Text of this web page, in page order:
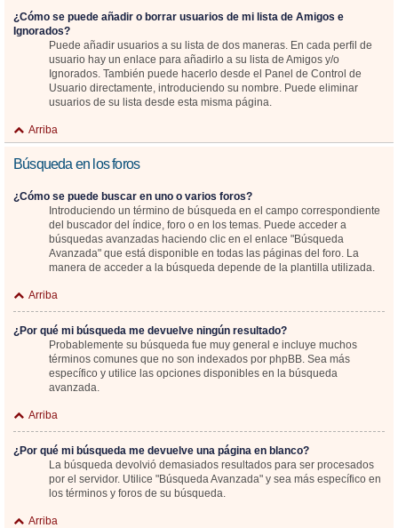
¿Cómo se puede añadir o borrar usuarios de mi lista de Amigos e
Ignorados?
Puede añadir usuarios a su lista de dos maneras. En cada perfil de
usuario hay un enlace para añadirlo a su lista de Amigos y/o
Ignorados. También puede hacerlo desde el Panel de Control de
Usuario directamente, introduciendo su nombre. Puede eliminar
usuarios de su lista desde esta misma página.
Arriba
Búsqueda en los foros
¿Cómo se puede buscar en uno o varios foros?
Introduciendo un término de búsqueda en el campo correspondiente
del buscador del índice, foro o en los temas. Puede acceder a
búsquedas avanzadas haciendo clic en el enlace "Búsqueda
Avanzada" que está disponible en todas las páginas del foro. La
manera de acceder a la búsqueda depende de la plantilla utilizada.
Arriba
¿Por qué mi búsqueda me devuelve ningún resultado?
Probablemente su búsqueda fue muy general e incluye muchos
términos comunes que no son indexados por phpBB. Sea más
específico y utilice las opciones disponibles en la búsqueda
avanzada.
Arriba
¿Por qué mi búsqueda me devuelve una página en blanco?
La búsqueda devolvió demasiados resultados para ser procesados
por el servidor. Utilice "Búsqueda Avanzada" y sea más específico en
los términos y foros de su búsqueda.
Arriba